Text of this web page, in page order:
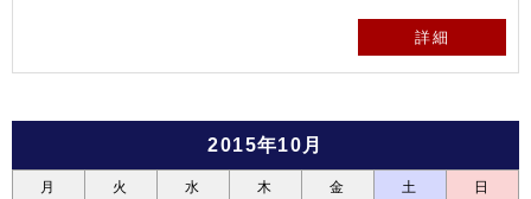
詳細
2015年10月
月 火 水 木 金 土 日